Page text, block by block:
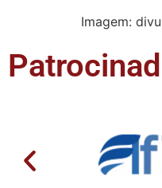
Imagem: